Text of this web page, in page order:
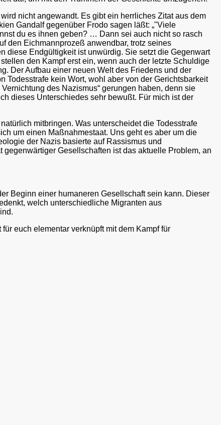
nicht angewandt. Es gibt ein herrliches Zitat aus dem
Gandalf gegenüber Frodo sagen läßt: „"Viele
du es ihnen geben? … Dann sei auch nicht so rasch
den Eichmannprozeß anwendbar, trotz seines
diese Endgültigkeit ist unwürdig. Sie setzt die Gegenwart
den Kampf erst ein, wenn auch der letzte Schuldige
Der Aufbau einer neuen Welt des Friedens und der
Todesstrafe kein Wort, wohl aber von der Gerichtsbarkeit
des Nazismus“ gerungen haben, denn sie
dieses Unterschiedes sehr bewußt. Für mich ist der
mitbringen. Was unterscheidet die Todesstrafe
um einen Maßnahmestaat. Uns geht es aber um die
der Nazis basierte auf Rassismus und
Gesellschaften ist das aktuelle Problem, an
Beginn einer humaneren Gesellschaft sein kann. Dieser
welch unterschiedliche Migranten aus
euch elementar verknüpft mit dem Kampf für